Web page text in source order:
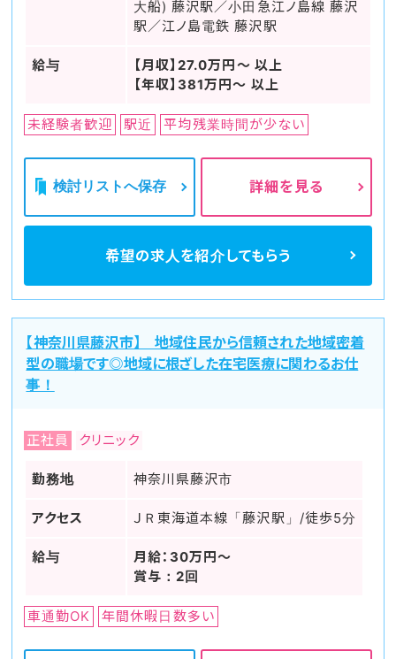
大船) 藤沢駅／小田急江ノ島線 藤沢
駅／江ノ島電鉄 藤沢駅
給与
【月収】27.0万円～ 以上
【年収】381万円～ 以上
未経験者歓迎 駅近 平均残業時間が少ない
検討リストへ保存 詳細を見る
希望の求人を紹介してもらう
【神奈川県藤沢市】 地域住民から信頼された地域密着
型の職場です◎地域に根ざした在宅医療に関わるお仕
事！
正社員 クリニック
勤務地 神奈川県藤沢市
アクセス ＪＲ東海道本線「藤沢駅」/徒歩5分
給与
月給：30万円～
賞与：2回
車通勤OK 年間休暇日数多い